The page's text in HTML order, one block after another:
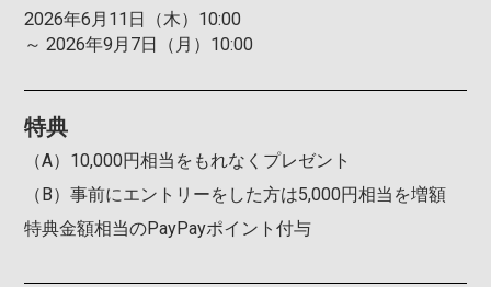
2026年6月11日（木）10:00
～ 2026年9月7日（月）10:00
特典
（A）10,000円相当をもれなくプレゼント
（B）事前にエントリーをした方は5,000円相当を増額
特典金額相当のPayPayポイント付与